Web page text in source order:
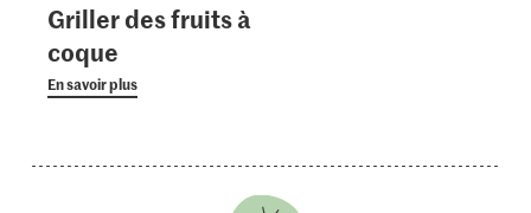
Griller des fruits à
coque
En savoir plus